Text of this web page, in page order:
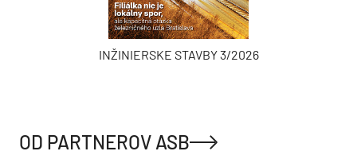
INŽINIERSKE STAVBY 3/2026
OD PARTNEROV ASB